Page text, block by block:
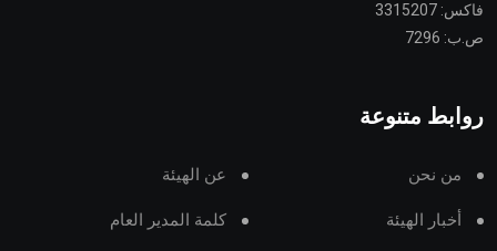
فاكس: 3315207
ص.ب: 7296
روابط متنوعة
من نحن عن الهيئة
أخبار الهيئة كلمة المدير العام